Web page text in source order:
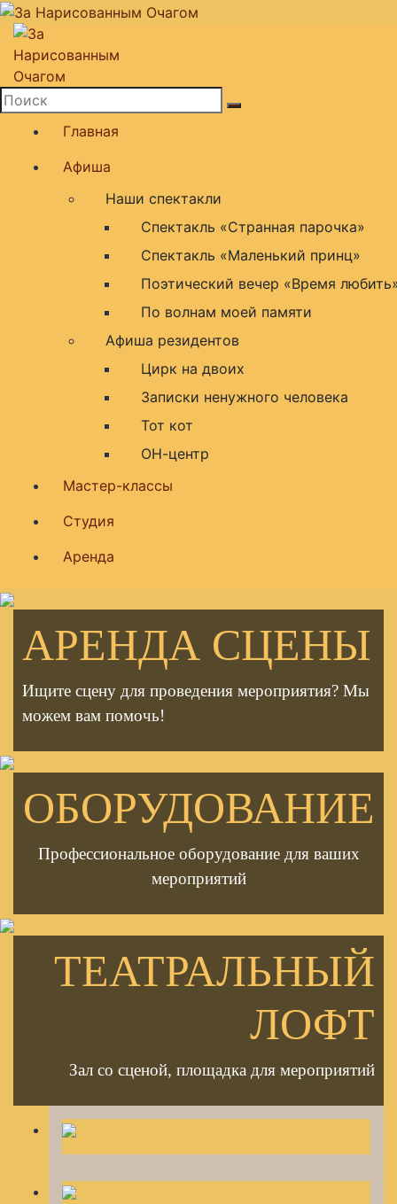
Перейти
содержимому
театральная площадка
Главная
Афиша
Наши спектакли
Спектакль «Странная парочка»
Спектакль «Маленький принц»
Поэтический вечер «Время
По волнам моей памяти
Афиша резидентов
Цирк на двоих
Записки ненужного человека
Тот кот
ОН-центр
Мастер-классы
Студия
Аренда
АРЕНДА СЦЕНЫ
Ищите сцену для проведения мероприятия? Мы
можем вам помочь!
ОБОРУДОВАНИЕ
Профессиональное оборудование для ваших
мероприятий
ТЕАТРАЛЬНЫЙ
ЛОФТ
Зал со сценой, площадка для мероприятий